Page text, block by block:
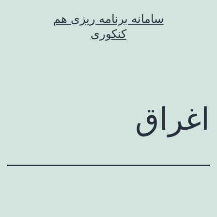
سامانه برنامه ریزی هم
کنکوری
اغراق